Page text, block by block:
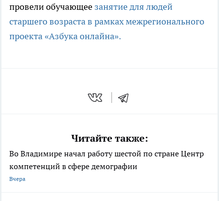
провели обучающее занятие для людей
старшего возраста в рамках межрегионального
проекта «Азбука онлайна».
Читайте также:
Во Владимире начал работу шестой по стране Центр
компетенций в сфере демографии
Вчера